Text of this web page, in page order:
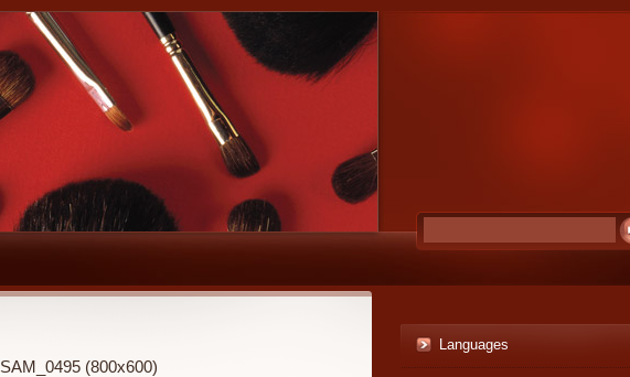
SAM_0495 (800x600)
Languages